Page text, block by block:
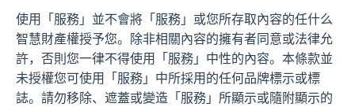
使用「服務」並不會將「服務」或您所存取內容的任什么
智慧財產權授予您。除非相關內容的擁有者同意或法律允
許，否則您一律不得使用「服務」中性的內容。本條款並
未授權您可使用「服務」中所採用的任何品牌標示或標
誌。請勿移除、遮蓋或變造「服務」所顯示或隨附顯示的